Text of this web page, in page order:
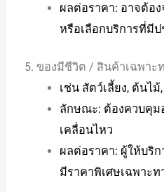
ผลต่อราคา: อาจต้อ
หรือเลือกบริการที่มี
5. ของมีชีวิต / สินค้าเฉพาะ
เช่น สัตว์เลี้ยง, ต้นไ
ลักษณะ: ต้องควบคุม
เคลื่อนไหว
ผลต่อราคา: ผู้ให้บริ
มีราคาพิเศษเฉพาะท